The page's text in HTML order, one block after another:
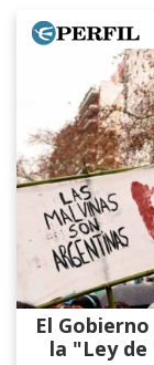
El
la "Ley